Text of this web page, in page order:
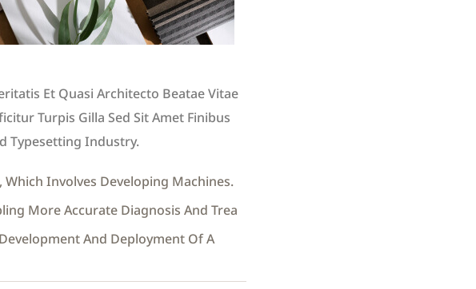
Et Quasi Architecto Beatae Vitae
Turpis Gilla Sed Sit Amet Finibus
Typesetting Industry.
Involves Developing Machines.
More Accurate Diagnosis And Trea
And Deployment Of A